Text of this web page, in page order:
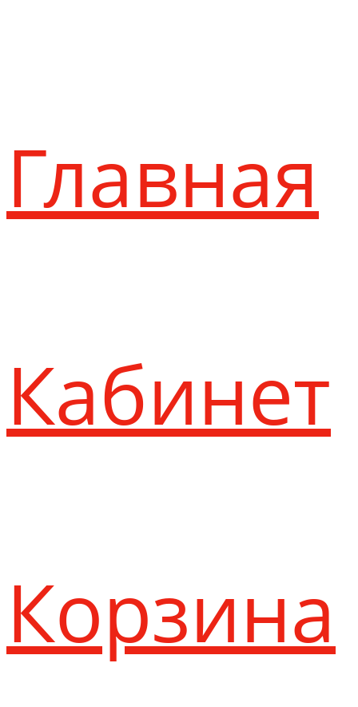
Главная
Кабинет
Корзина